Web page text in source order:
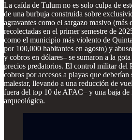
La caída de Tulum no es solo culpa de
de una burbuja construida sobre
agravantes como el sargazo masivo (más
recolectadas en el primer semestre de
como el municipio más violento de
por 100,000 habitantes en agosto) y
y cobros en dólares– se sumaron a la
precios predatorios. El control militar del
cobros por accesos a playas que
malestar, llevando a una reducción de
fuera del top 10 de AFAC– y una baja de
arqueológica.